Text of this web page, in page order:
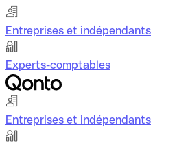
Entreprises et indépendants
Experts-comptables
Entreprises et indépendants